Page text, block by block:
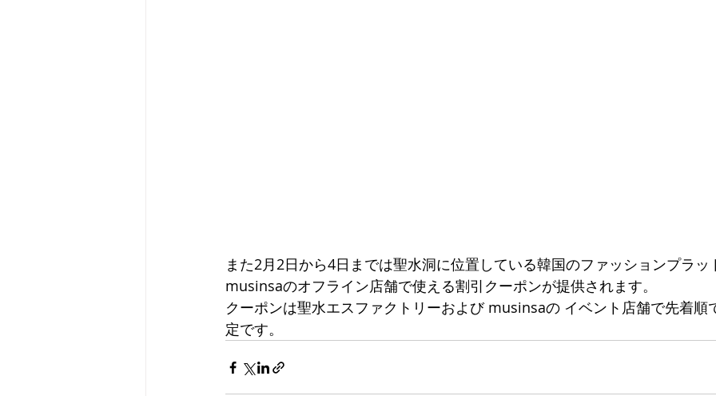
また2月2日から4日までは聖水洞に位置している韓国のファッションプラッ
musinsaのオフライン店舗で使える割引クーポンが提供されます。
クーポンは聖水エスファクトリーおよび musinsaの イベント店舗で先着順
定です。